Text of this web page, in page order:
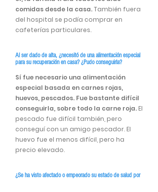
comidas desde la casa.También fuera
del hospital se podía comprar en
cafeterías particulares.
Al ser dado de alta, ¿necesitó de una alimentación especial
para su recuperación en casa? ¿Pudo conseguirla?
Sí fue necesario una alimentación
especial basada en carnes rojas,
huevos, pescados. Fue bastante difícil
conseguirla, sobre todo la carne roja. El
pescado fue difícil también, pero
conseguí con un amigo pescador. El
huevo fue el menos difícil, pero ha
precio elevado.
¿Se ha visto afectado o empeorado su estado de salud por